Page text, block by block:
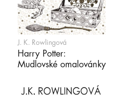
J. K. Rowlingová
Harry Potter:
Mudlovské omalovánky